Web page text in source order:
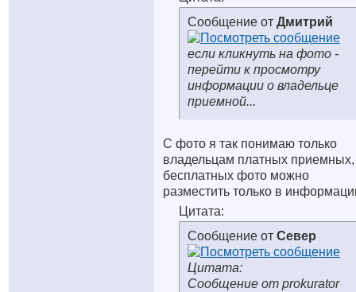
Сообщение от Дмитрий
если кликнуть на фото -
перейти к просмотру
информации о владельце
приемной...
С фото я так понимаю только
владельцам платных
бесплатных фото можно
разместить только в
Цитата:
Сообщение от Север
Цитата:
Сообщение от prokurator